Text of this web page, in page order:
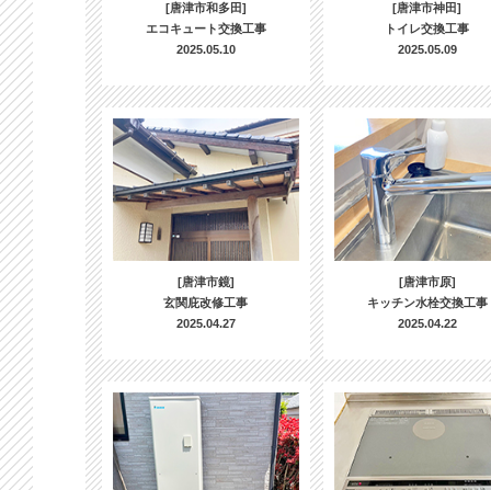
[唐津市和多田]
エコキュート交換工事
2025.05.10
[唐津市神田]
トイレ交換工事
2025.05.09
[唐津市鏡]
玄関庇改修工事
2025.04.27
[唐津市原]
キッチン水栓交換工事
2025.04.22